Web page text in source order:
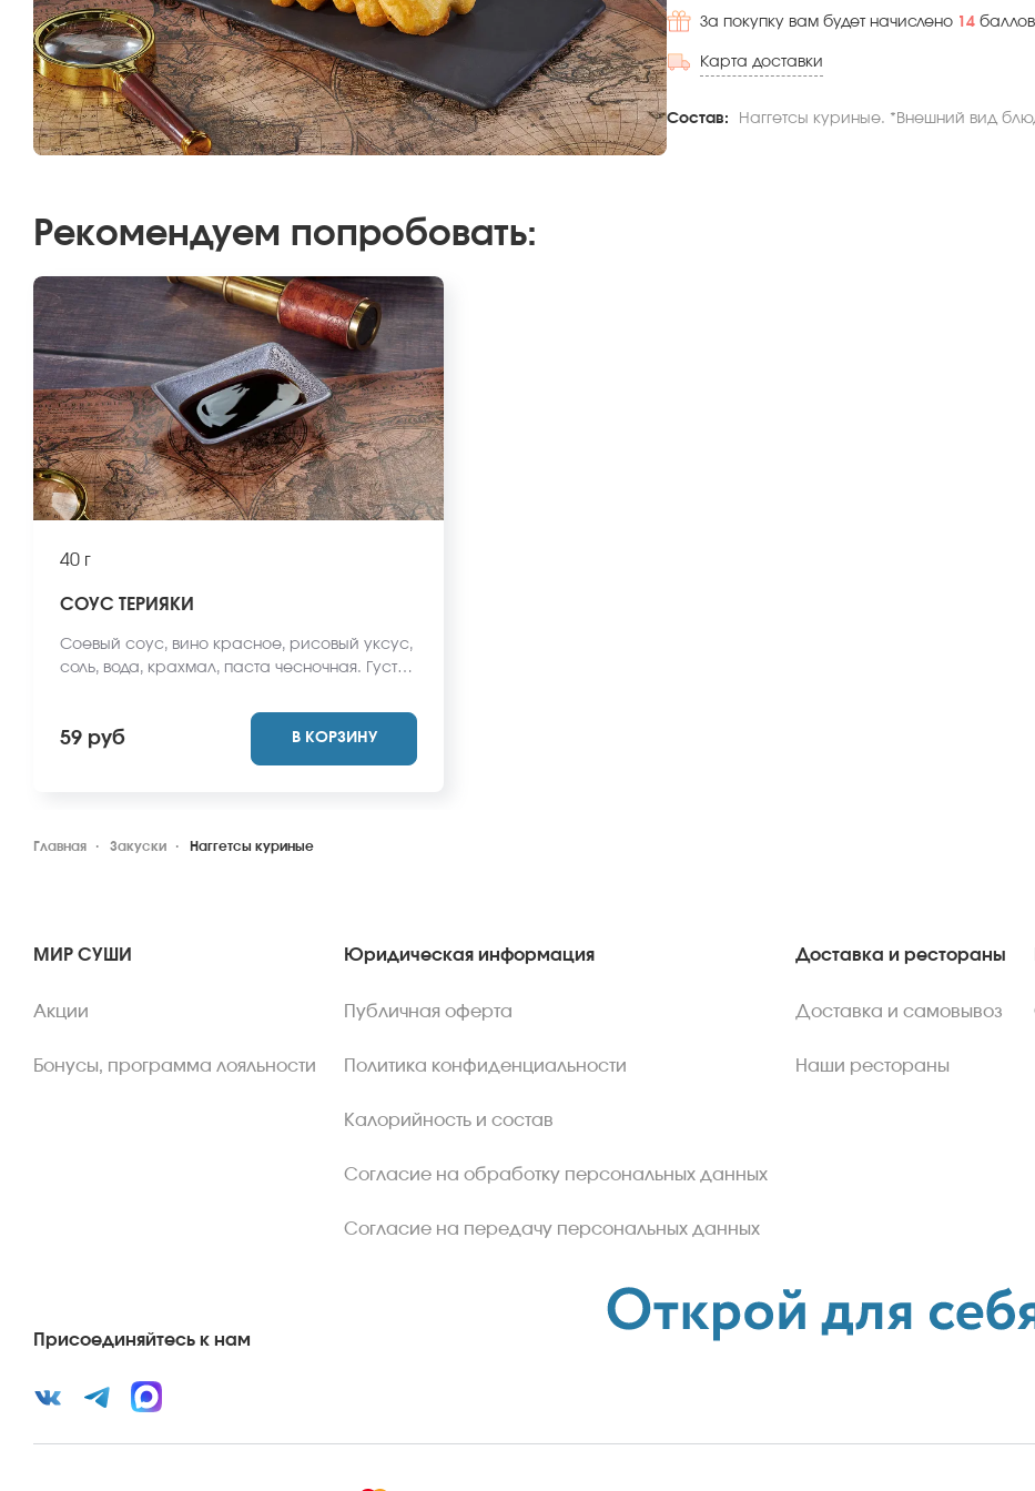
За покупку вам будет начислено 14 баллов
Карта доставки
Состав: Наггетсы куриные. *Внешний вид
Рекомендуем попробовать:
40 г
СОУС ТЕРИЯКИ
Соевый соус, вино красное, рисовый уксус,
соль, вода, крахмал, паста чесночная. Густой
мирина, сахара и имбиря. Соус терияки
универсален и подходит ко всем роллам и
блюдам японской кухни.
59 руб В КОРЗИНУ
Главная Закуски Наггетсы куриные
МИР СУШИ
Акции
Бонусы, программа лояльности
Юридическая информация
Публичная оферта
Политика конфиденциальности
Калорийность и состав
Согласие на обработку персональных данных
Согласие на передачу персональных данных
Доставка и рестораны
Доставка и самовывоз
Наши рестораны
Присоединяйтесь к нам